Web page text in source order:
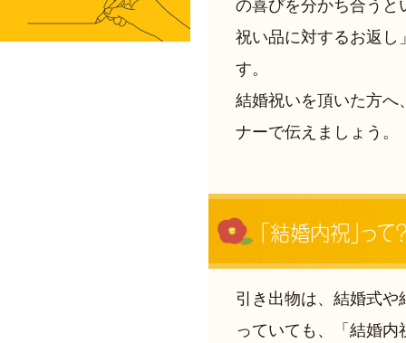
の喜びを分かち合うと
祝い品に対するお返し
す。
結婚祝いを頂いた方へ
ナーで伝えましょう。
「結婚内祝」って
引き出物は、結婚式
っていても、「結婚